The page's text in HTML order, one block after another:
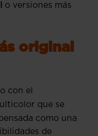
o versiones más
original
con el
que se
como una
de